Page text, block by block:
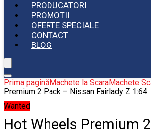
PRODUCATORI
PROMOTII
OFERTE SPECIALE
CONTACT
BLOG
Prima paginăMachete la ScaraMachete
Premium 2 Pack – Nissan Fairlady Z 1:64
Wanted
Hot Wheels Premium